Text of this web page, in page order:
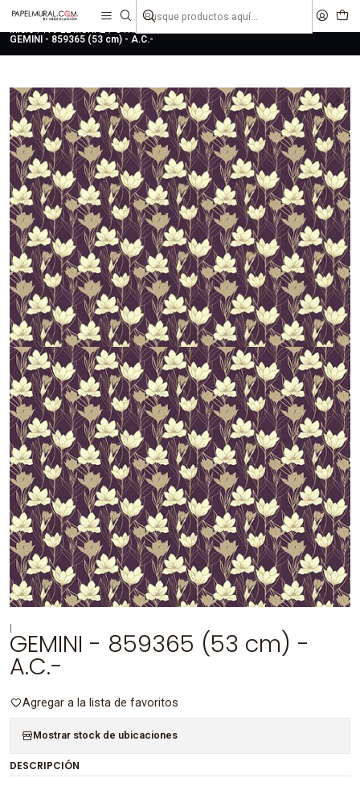
liquidaciones
Inicio PAPEL MURAL OTRAS COLECCIONES
GEMINI - 859365 (53 cm) - A.C.-
|GEMINI - 859365 (53 cm) -
A.C.-
Agregar a la lista de favoritos
Mostrar stock de ubicaciones
DESCRIPCIÓN